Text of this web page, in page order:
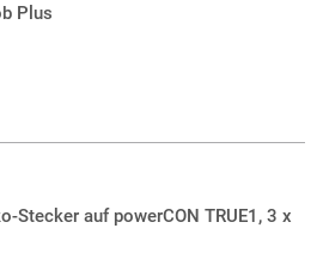
Plus
Stecker auf powerCON TRUE1, 3 x